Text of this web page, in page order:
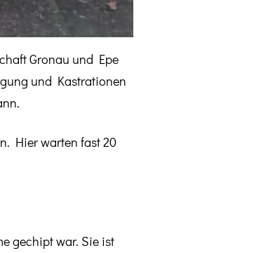
Gronau und Epe
und Kastrationen
Hier warten fast 20
gechipt war. Sie ist